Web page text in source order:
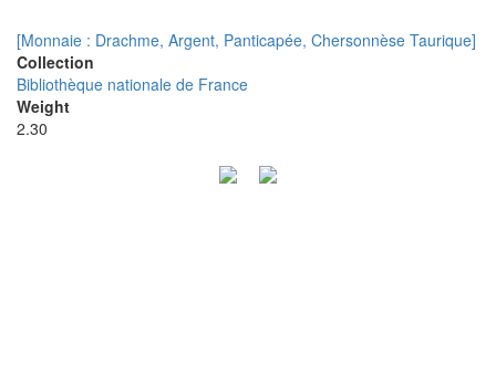
[Monnaie : Drachme, Argent, Panticapée, Chersonnèse Taurique]
Collection
Bibliothèque nationale de France
Weight
2.30